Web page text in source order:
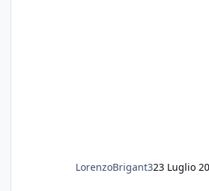
LorenzoBrigant323 Luglio